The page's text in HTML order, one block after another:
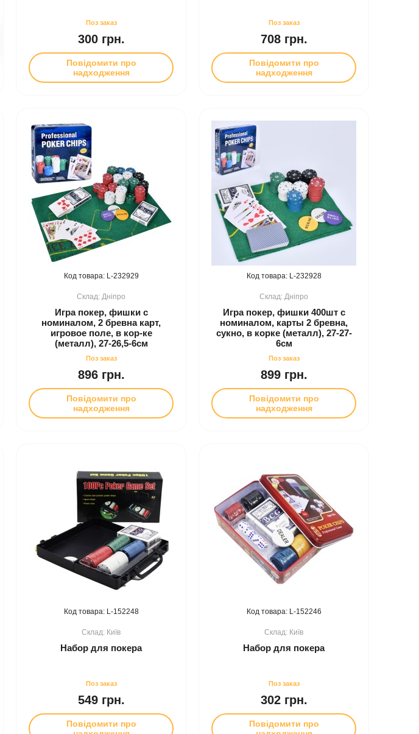
300 грн.
Повідомити про
надходження
708 грн.
Повідомити про
надходження
232929
Дніпро
Игра покер, фишки с
номиналом, 2 бревна карт,
игровое поле, в кор-ке
(металл), 27-26,5-6см
896 грн.
Повідомити про
надходження
232928
Дніпро
Игра покер, фишки 400шт с
номиналом, карты 2 бревна,
сукно, в корке (металл), 27-27-
6см
899 грн.
Повідомити про
надходження
152248
Київ
Набор для покера
549 грн.
Повідомити про
152246
Київ
Набор для покера
302 грн.
Повідомити про